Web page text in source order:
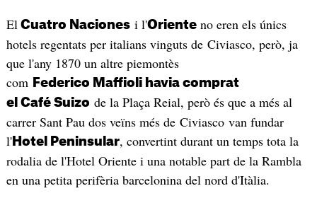
El Cuatro Nacionesi l'Orienteno eren els únics
hotels regentats per italians vinguts de Civiasco, però, ja
que l'any 1870 un altre piemontès
com Federico Maffioli havia comprat
el Café Suizo de la Plaça Reial, però és que a més al
carrer Sant Pau dos veïns més de Civiasco van fundar
l'Hotel Peninsular, convertint durant un temps tota la
rodalia de l'Hotel Oriente i una notable part de la Rambla
en una petita perifèria barcelonina del nord d'Itàlia.